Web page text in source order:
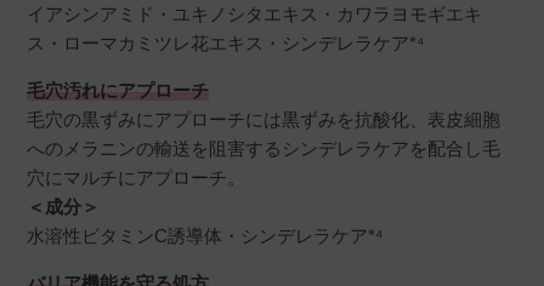
ち 購入者
非公開
投稿日
2026/06/23
イアシンアミド・ユキノシタエキス・カワラヨモギエキ
ス・ローマカミツレ花エキス・シンデレラケア*⁴
毛穴汚れにアプローチ
毛穴の黒ずみにアプローチには黒ずみを抗酸化、表皮細胞
へのメラニンの輸送を阻害するシンデレラケアを配合し毛
穴にマルチにアプローチ。
＜成分＞
水溶性ビタミンC誘導体・シンデレラケア*⁴